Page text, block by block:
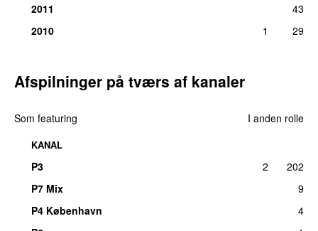
2011
43
2010
1 29
Afspilninger på tværs af kanaler
Som featuring I anden rolle
KANAL
P3 2
202
P7 Mix
9
P4 København
4